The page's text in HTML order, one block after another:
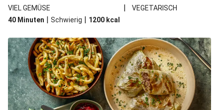
Marokkanischer Kichererbsen-Eintopf mit extra Bio-
Feta
Marokkanischer Kichererbsen-Gemüseeintopf
VIEL GEMÜSE |
VEGETARISCH
40 Minuten | Schwierig | 1200 kcal